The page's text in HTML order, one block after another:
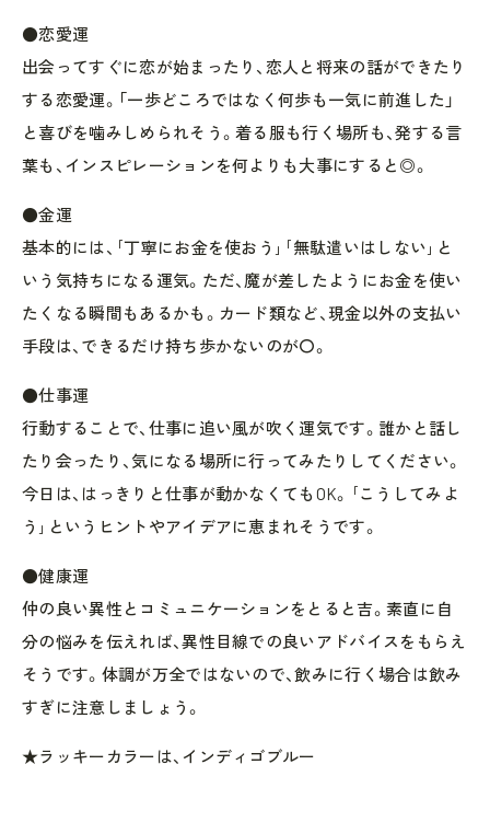
●恋愛運
出会ってすぐに恋が始まったり、恋人と将来の話ができたり
する恋愛運。「一歩どころではなく何歩も一気に前進した」
と喜びを噛みしめられそう。着る服も行く場所も、発する言
葉も、インスピレーションを何よりも大事にすると◎。
●金運
基本的には、｢丁寧にお金を使おう｣｢無駄遣いはしない｣と
いう気持ちになる運気。ただ、魔が差したようにお金を使い
たくなる瞬間もあるかも。カード類など、現金以外の支払い
手段は、できるだけ持ち歩かないのが〇。
●仕事運
行動することで、仕事に追い風が吹く運気です。誰かと話し
たり会ったり、気になる場所に行ってみたりしてください。
今日は、はっきりと仕事が動かなくてもOK。｢こうしてみよ
う｣というヒントやアイデアに恵まれそうです。
●健康運
仲の良い異性とコミュニケーションをとると吉。素直に自
分の悩みを伝えれば、異性目線での良いアドバイスをもらえ
そうです。体調が万全ではないので、飲みに行く場合は飲み
すぎに注意しましょう。
★ラッキーカラーは、インディゴブルー